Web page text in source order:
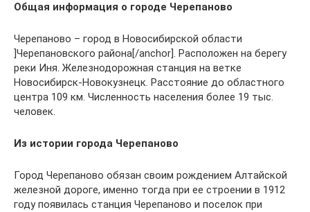
Общая информация о городе Черепаново
Черепаново – город в Новосибирской области
]Черепановского района[/anchor]. Расположен на берегу
реки Иня. Железнодорожная станция на ветке
Новосибирск-Новокузнецк. Расстояние до областного
центра 109 км. Численность населения более 19 тыс.
человек.
Из истории города Черепаново
Город Черепаново обязан своим рождением Алтайской
железной дороге, именно тогда при ее строении в 1912
году появилась станция Черепаново и поселок при